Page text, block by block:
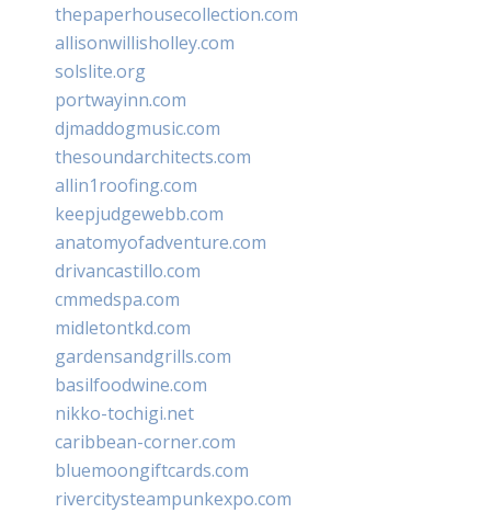
thepaperhousecollection.com
allisonwillisholley.com
solslite.org
portwayinn.com
djmaddogmusic.com
thesoundarchitects.com
allin1roofing.com
keepjudgewebb.com
anatomyofadventure.com
drivancastillo.com
cmmedspa.com
midletontkd.com
gardensandgrills.com
basilfoodwine.com
nikko-tochigi.net
caribbean-corner.com
bluemoongiftcards.com
rivercitysteampunkexpo.com